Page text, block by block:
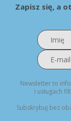
Zapisz się, a
Newsletter to
i usługach
Subskrybuj bez